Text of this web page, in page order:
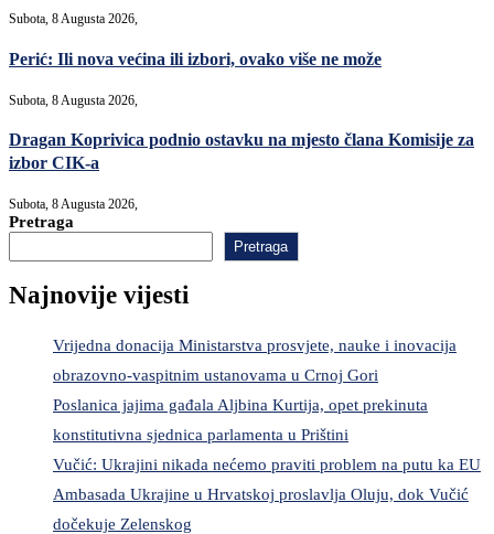
Subota, 8 Augusta 2026,
Perić: Ili nova većina ili izbori, ovako više ne može
Subota, 8 Augusta 2026,
Dragan Koprivica podnio ostavku na mjesto člana Komisije za
izbor CIK-a
Subota, 8 Augusta 2026,
Pretraga
Pretraga
Najnovije vijesti
Vrijedna donacija Ministarstva prosvjete, nauke i inovacija
obrazovno-vaspitnim ustanovama u Crnoj Gori
Poslanica jajima gađala Aljbina Kurtija, opet prekinuta
konstitutivna sjednica parlamenta u Prištini
Vučić: Ukrajini nikada nećemo praviti problem na putu ka EU
Ambasada Ukrajine u Hrvatskoj proslavlja Oluju, dok Vučić
dočekuje Zelenskog